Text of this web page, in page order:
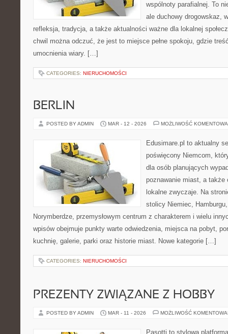
wspólnoty parafialnej. To
ale duchowy drogowskaz,
refleksja, tradycja, a także aktualności ważne dla lokalnej
chwil można odczuć, że jest to miejsce pełne spokoju, gdzie
umocnienia wiary. […]
CATEGORIES: NIERUCHOMOŚCI
BERLIN
POSTED BY ADMIN MAR - 12 - 2026 MOŻLIWOŚĆ
Edusimare.pl to aktualny
poświęcony Niemcom,
dla osób planujących
poznawanie miast, a
lokalne zwyczaje. Na
stolicy Niemiec,
Norymberdze, przemysłowym centrum z charakterem i wielu
wpisów obejmuje punkty warte odwiedzenia, miejsca na pobyt,
kuchnię, galerie, parki oraz historie miast. Nowe kategorie […]
CATEGORIES: NIERUCHOMOŚCI
PREZENTY ZWIĄZANE Z HOBBY
POSTED BY ADMIN MAR - 11 - 2026 MOŻLIWOŚĆ
Pasotti to stylowa